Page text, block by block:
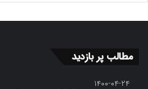
مطالب پر بازدید
۱۴۰۰-۰۴-۲۴